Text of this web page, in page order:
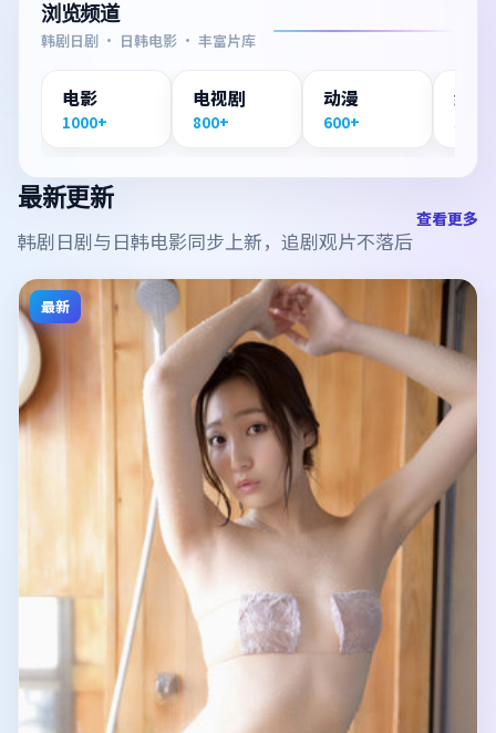
浏览频道
韩剧日剧 · 日韩电影 · 丰富片库
电影
1000+
电视剧
800+
动漫
600+
纪录
300+
最新更新
韩剧日剧与日韩电影同步上新，追剧观片不落后
查看更多
最新